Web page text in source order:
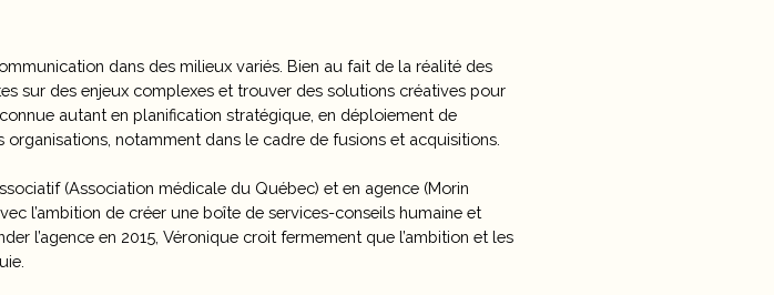
dans des milieux variés. Bien au fait de la réalité des
sur des enjeux complexes et trouver des solutions créatives pour
autant en planification stratégique, en déploiement de
notamment dans le cadre de fusions et acquisitions.
(Association médicale du Québec) et en agence (Morin
l’ambition de créer une boîte de services-conseils humaine et
l’agence en 2015, Véronique croit fermement que l’ambition et les